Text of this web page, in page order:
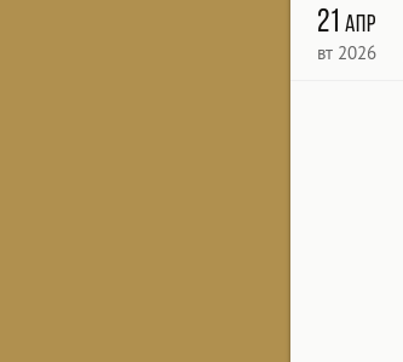
21апр
вт 2026